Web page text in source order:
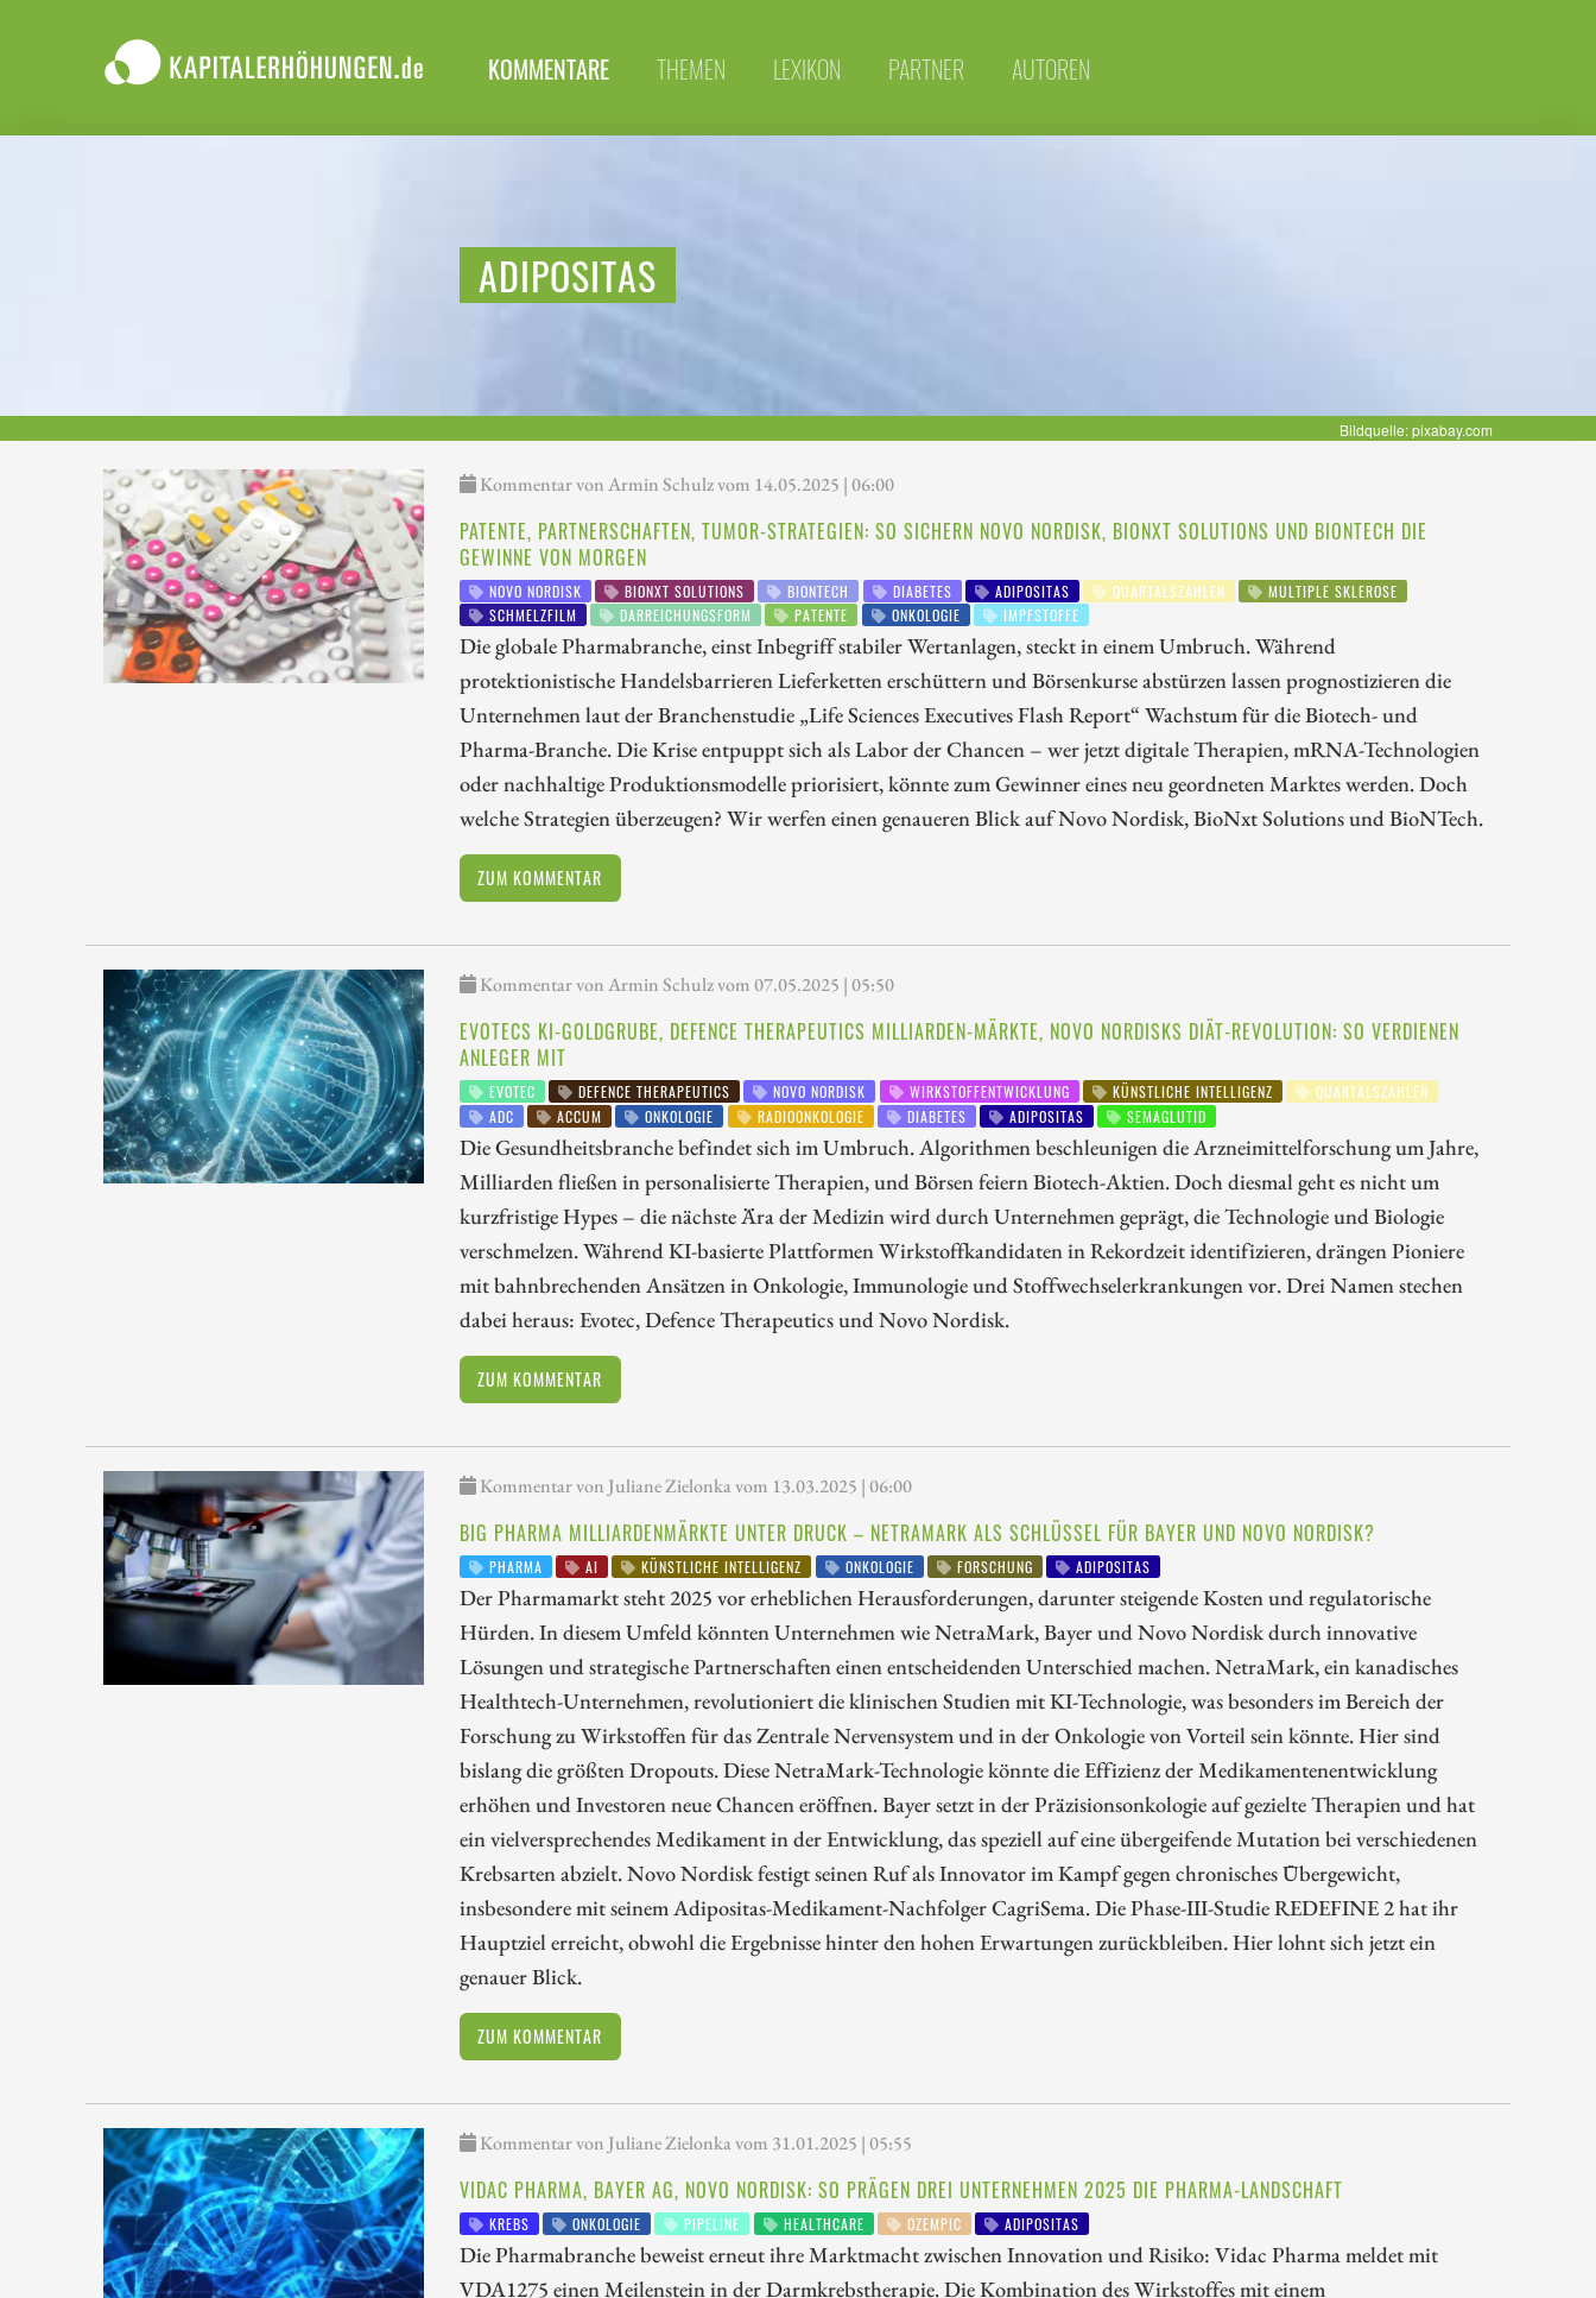
KOMMENTARE THEMEN LEXIKON PARTNER AUTOREN
ADIPOSITAS
Bildquelle: pixabay.com
Kommentar von Armin Schulz vom 14.05.2025 | 06:00
PATENTE, PARTNERSCHAFTEN, TUMOR-STRATEGIEN: SO SICHERN NOVO NORDISK, BIONXT SOLUTIONS UND BIONTECH DIE
GEWINNE VON MORGEN
NOVO NORDISK BIONXT SOLUTIONS BIONTECH DIABETES ADIPOSITAS QUARTALSZAHLEN
MULTIPLE SKLEROSE
SCHMELZFILM
DARREICHUNGSFORM PATENTE ONKOLOGIE IMPFSTOFFE
Die globale Pharmabranche, einst Inbegriff stabiler Wertanlagen, steckt in einem Umbruch. Während
protektionistische Handelsbarrieren Lieferketten erschüttern und Börsenkurse abstürzen lassen prognostizieren die
Unternehmen laut der Branchenstudie „Life Sciences Executives Flash Report“ Wachstum für die Biotech- und
Pharma-Branche. Die Krise entpuppt sich als Labor der Chancen – wer jetzt digitale Therapien, mRNA-Technologien
oder nachhaltige Produktionsmodelle priorisiert, könnte zum Gewinner eines neu geordneten Marktes werden. Doch
welche Strategien überzeugen? Wir werfen einen genaueren Blick auf Novo Nordisk, BioNxt Solutions und BioNTech.
ZUM KOMMENTAR
Kommentar von Armin Schulz vom 07.05.2025 | 05:50
EVOTECS KI-GOLDGRUBE, DEFENCE THERAPEUTICS MILLIARDEN-MÄRKTE, NOVO NORDISKS DIÄT-REVOLUTION: SO VERDIENEN
ANLEGER MIT
EVOTEC DEFENCE THERAPEUTICS NOVO NORDISK WIRKSTOFFENTWICKLUNG KÜNSTLICHE INTELLIGENZ
QUARTALSZAHLEN
ADC
ACCUM ONKOLOGIE RADIOONKOLOGIE DIABETES ADIPOSITAS SEMAGLUTID
Die Gesundheitsbranche befindet sich im Umbruch. Algorithmen beschleunigen die Arzneimittelforschung um Jahre,
Milliarden fließen in personalisierte Therapien, und Börsen feiern Biotech-Aktien. Doch diesmal geht es nicht um
kurzfristige Hypes – die nächste Ära der Medizin wird durch Unternehmen geprägt, die Technologie und Biologie
verschmelzen. Während KI-basierte Plattformen Wirkstoffkandidaten in Rekordzeit identifizieren, drängen Pioniere
mit bahnbrechenden Ansätzen in Onkologie, Immunologie und Stoffwechselerkrankungen vor. Drei Namen stechen
dabei heraus: Evotec, Defence Therapeutics und Novo Nordisk.
ZUM KOMMENTAR
Kommentar von Juliane Zielonka vom 13.03.2025 | 06:00
BIG PHARMA MILLIARDENMÄRKTE UNTER DRUCK – NETRAMARK ALS SCHLÜSSEL FÜR BAYER UND NOVO NORDISK?
PHARMA AI KÜNSTLICHE INTELLIGENZ ONKOLOGIE FORSCHUNG ADIPOSITAS
Der Pharmamarkt steht 2025 vor erheblichen Herausforderungen, darunter steigende Kosten und regulatorische
Hürden. In diesem Umfeld könnten Unternehmen wie NetraMark, Bayer und Novo Nordisk durch innovative
Lösungen und strategische Partnerschaften einen entscheidenden Unterschied machen. NetraMark, ein kanadisches
Healthtech-Unternehmen, revolutioniert die klinischen Studien mit KI-Technologie, was besonders im Bereich der
Forschung zu Wirkstoffen für das Zentrale Nervensystem und in der Onkologie von Vorteil sein könnte. Hier sind
bislang die größten Dropouts. Diese NetraMark-Technologie könnte die Effizienz der Medikamentenentwicklung
erhöhen und Investoren neue Chancen eröffnen. Bayer setzt in der Präzisionsonkologie auf gezielte Therapien und hat
ein vielversprechendes Medikament in der Entwicklung, das speziell auf eine übergeifende Mutation bei verschiedenen
Krebsarten abzielt. Novo Nordisk festigt seinen Ruf als Innovator im Kampf gegen chronisches Übergewicht,
insbesondere mit seinem Adipositas-Medikament-Nachfolger CagriSema. Die Phase-III-Studie REDEFINE 2 hat ihr
Hauptziel erreicht, obwohl die Ergebnisse hinter den hohen Erwartungen zurückbleiben. Hier lohnt sich jetzt ein
genauer Blick.
ZUM KOMMENTAR
Kommentar von Juliane Zielonka vom 31.01.2025 | 05:55
VIDAC PHARMA, BAYER AG, NOVO NORDISK: SO PRÄGEN DREI UNTERNEHMEN 2025 DIE PHARMA-LANDSCHAFT
KREBS ONKOLOGIE PIPELINE HEALTHCARE OZEMPIC ADIPOSITAS
Die Pharmabranche beweist erneut ihre Marktmacht zwischen Innovation und Risiko: Vidac Pharma meldet mit
VDA1275 einen Meilenstein in der Darmkrebstherapie. Die Kombination des Wirkstoffes mit einem